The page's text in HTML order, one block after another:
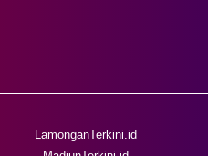
LamonganTerkini.id